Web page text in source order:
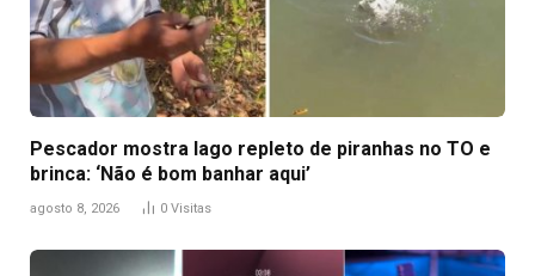
Pescador mostra lago repleto de piranhas no TO e
brinca: ‘Não é bom banhar aqui’
agosto 8, 2026 0 Visitas